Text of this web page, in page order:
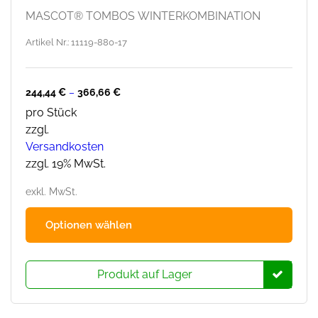
MASCOT® TOMBOS WINTERKOMBINATION
Artikel Nr.: 11119-880-17
244,44€ – 366,66 €
pro Stück
zzgl.
Versandkosten
zzgl. 19% MwSt.
exkl. MwSt.
Optionen wählen
Produkt auf Lager